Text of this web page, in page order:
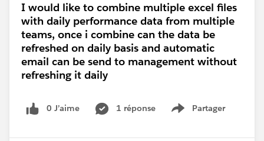
I would like to combine multiple excel files
with daily performance data from multiple
teams, once i combine can the data be
refreshed on daily basis and automatic
email can be send to management without
refreshing it daily
0 J’aime 1 réponse Partager
Show menu